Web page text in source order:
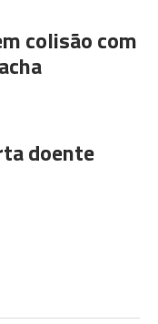
colisão com
doente